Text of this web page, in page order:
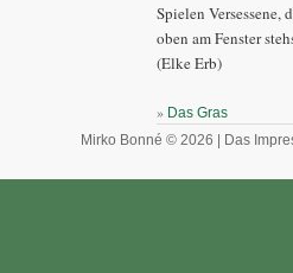
Spielen Versessene,
oben am Fenster
(Elke Erb)
» Das Gras
Mirko Bonné © 2026 |
Das